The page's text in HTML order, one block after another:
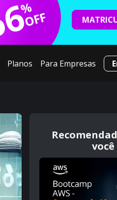
%
OFF
Planos Para Empresas
você